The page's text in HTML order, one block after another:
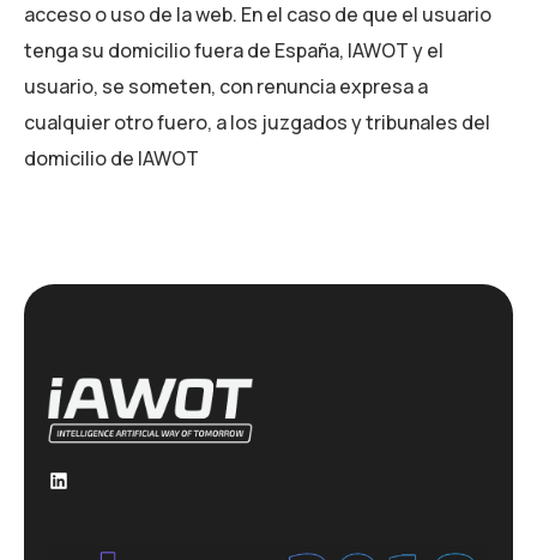
acceso o uso de la web. En el caso de que el usuario
tenga su domicilio fuera de España, IAWOT y el
usuario, se someten, con renuncia expresa a
cualquier otro fuero, a los juzgados y tribunales del
domicilio de IAWOT